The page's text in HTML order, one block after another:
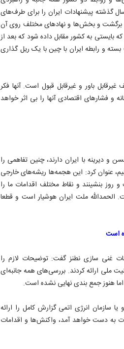
گذشته پیشنهادات ایران را برای طرف‌های
برگشت و بخش‌ها و نهادهای مختلف روی آن
بایستی به کشور مقابل داده شود که بعد از
و رابطه ایران با چین با یک ریل گذاری
باور و غیرقابل قبول است. آنها فکر
و فشارهای اقتصادی آنها را بی اثر خواهد
و دیرینه با ایران دارند، چنین تفاهمی را
عنوان کرد: این هجمه‌ها ریشه‌های خارجی
بنشینند و نقاط مختلف اقدامات ما را
ملت ایران هوشیار است و قطعا
است
غنی سازی نطنز گفت: توضیحات لازم را
ملی ارائه کردند. بررسی‌های همه جانبه‌ای
اما هنوز جمع بندی نهایی نشده است.
انرژی اتمی گزارش کامل را ارائه
به دست خواهد آمد، واکنش‌ها و اقدامات